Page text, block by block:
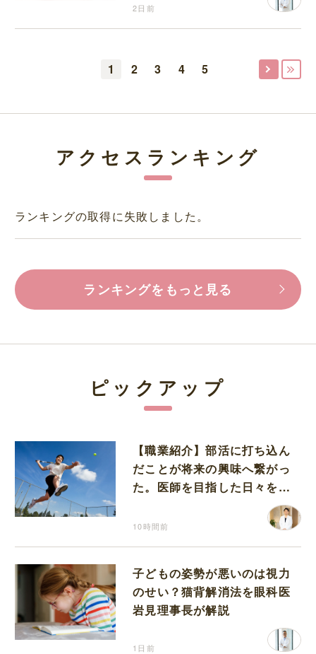
2日前
1 2 3 4 5
アクセスランキング
ランキングの取得に失敗しました。
ランキングをもっと見る
ピックアップ
【職業紹介】部活に打ち込ん
だことが将来の興味へ繋がっ
た。医師を目指した日々を振
10時間前
子どもの姿勢が悪いのは視力
のせい？猫背解消法を眼科医
岩見理事長が解説
1日前